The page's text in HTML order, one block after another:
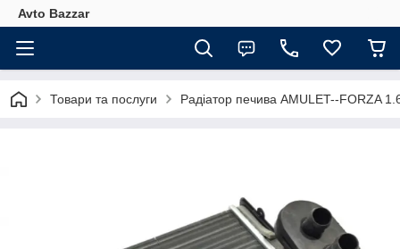
Avto Bazzar
Товари та послуги Радіатор печива AMULET--FORZA